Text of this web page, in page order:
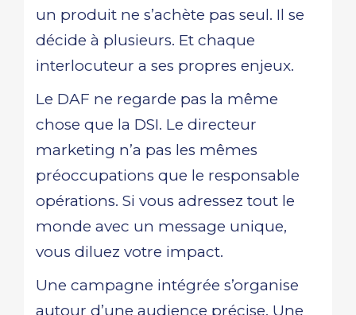
un produit ne s’achète pas seul. Il se
décide à plusieurs. Et chaque
interlocuteur a ses propres enjeux.
Le DAF ne regarde pas la même
chose que la DSI. Le directeur
marketing n’a pas les mêmes
préoccupations que le responsable
opérations. Si vous adressez tout le
monde avec un message unique,
vous diluez votre impact.
Une campagne intégrée s’organise
autour d’une audience précise. Une